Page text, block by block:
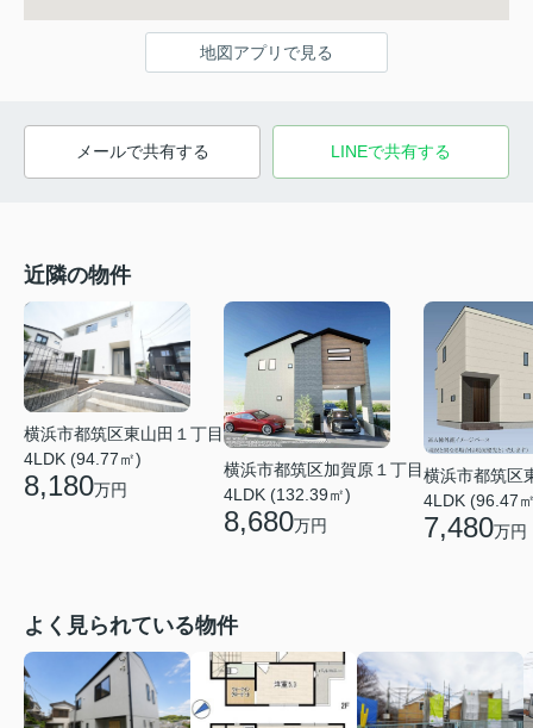
地図アプリで見る
メールで共有する LINEで共有する
近隣の物件
横浜市都筑区東山田１丁目
4LDK (94.77㎡)
8,180万円
横浜市都筑区加賀原１丁目
4LDK (132.39㎡)
8,680万円
横浜市都筑区
4LDK (96.47
7,480万円
よく見られている物件